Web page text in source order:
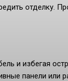
отделку.
и избегая
панели или